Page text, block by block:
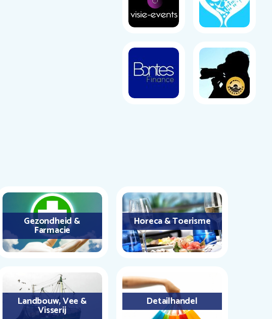
Gezondheid &
Farmacie
Horeca & Toerisme
Landbouw, Vee &
Visserij
Detailhandel